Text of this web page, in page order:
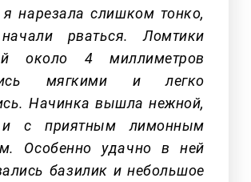
нарезала слишком тонко,
рваться. Ломтики
около 4 миллиметров
мягкими и легко
Начинка вышла нежной,
и с приятным лимонным
Особенно удачно в ней
базилик и небольшое